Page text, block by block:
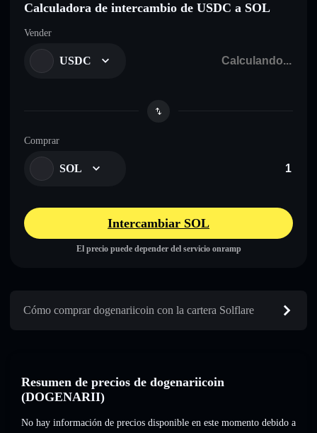
Calculadora de intercambio de USDC a SOL
Vender
USDC
Comprar
SOL
Intercambiar SOL
El precio puede depender del servicio onramp
Cómo comprar dogenariicoin con la cartera Solflare
Resumen de precios de dogenariicoin
(DOGENARII)
No hay información de precios disponible en este momento debido a